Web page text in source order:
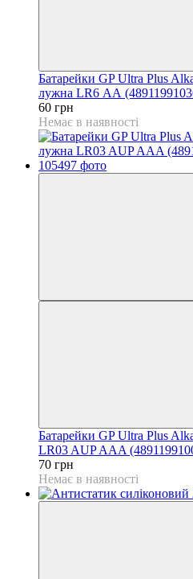
Батарейки GP Ultra Plus
лужна LR6 АА
60 грн
Немає в наявності
Батарейки GP Ultra Plus
LR03 AUP AAA
70 грн
Немає в наявності